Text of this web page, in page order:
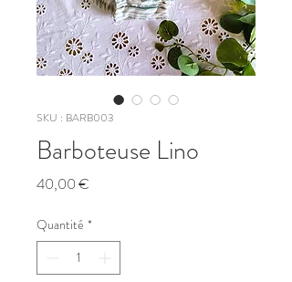
SKU : BARB003
Barboteuse Lino
40,00 €
Quantité *